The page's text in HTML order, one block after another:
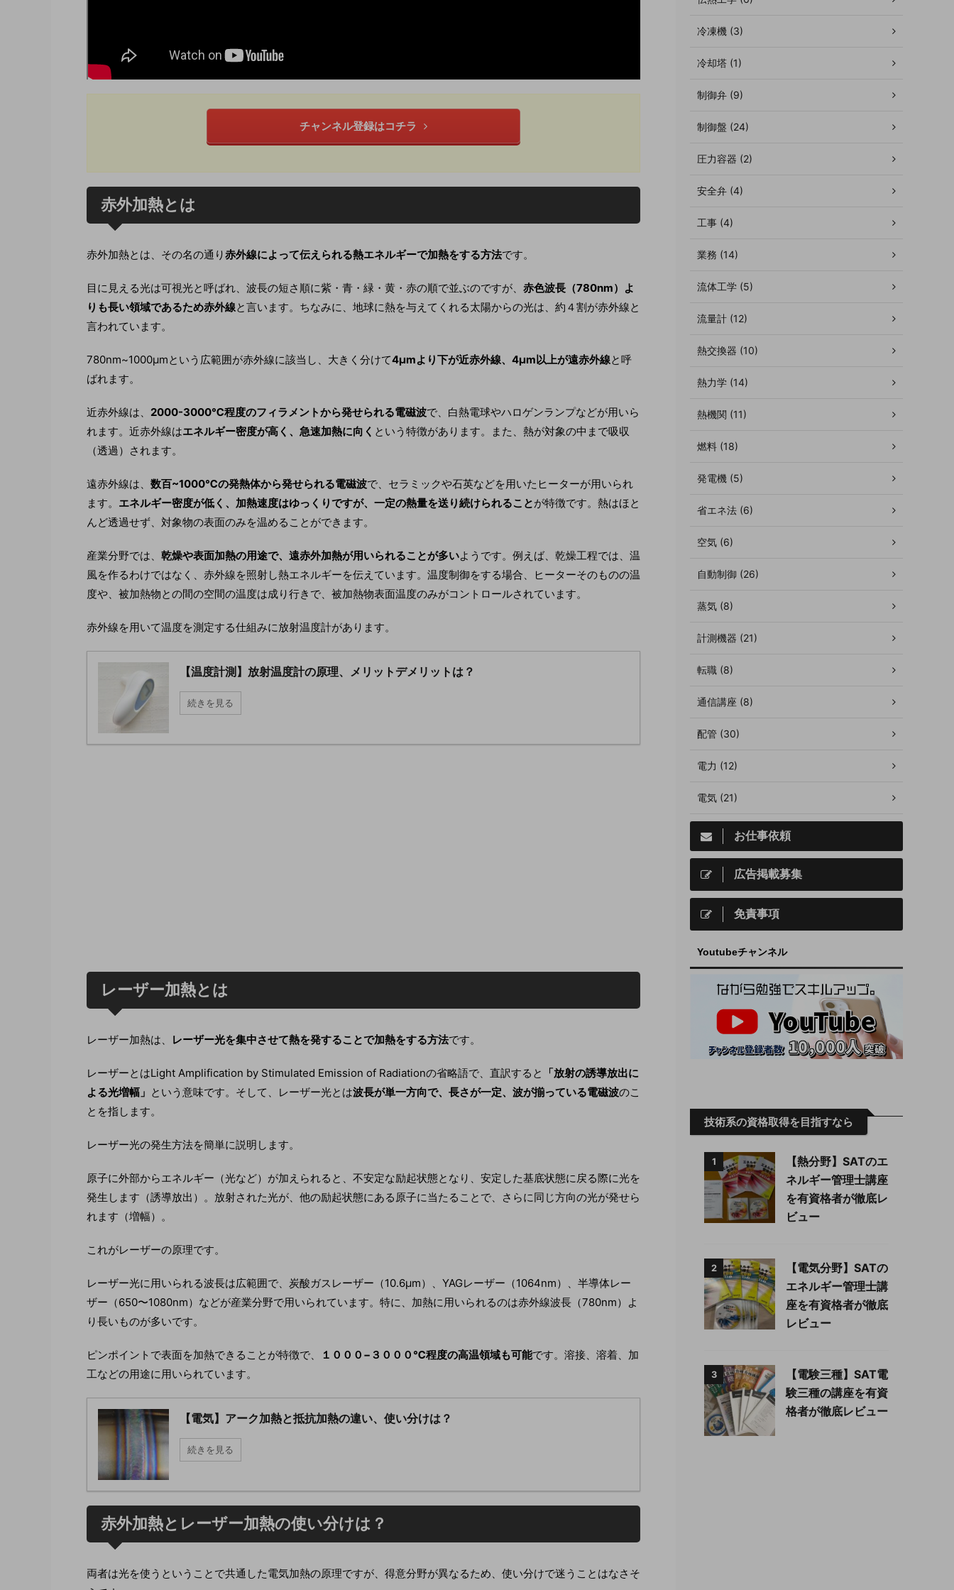
チャンネル登録はコチラ
赤外加熱とは
赤外加熱とは、その名の通り赤外線によって伝えられる熱エネルギーで加熱をする方法です。
目に見える光は可視光と呼ばれ、波長の短さ順に紫・青・緑・黄・赤の順で並ぶのですが、 赤色波長（780nm）よ
りも長い領域であるため赤外線と言います。ちなみに、地球に熱を与えてくれる太陽からの光は、約４割が赤外線と
言われています。
780nm~1000µmという広範囲が赤外線に該当し、大きく分けて4µmより下が近赤外線、4µm以上が遠赤外線と呼
ばれます。
近赤外線は、 2000-3000℃程度のフィラメントから発せられる電磁波で、白熱電球やハロゲンランプなどが用いら
れます。近赤外線はエネルギー密度が高く、急速加熱に向く という特徴があります。また、熱が対象の中まで吸収
（透過）されます。
遠赤外線は、 数百~1000℃の発熱体から発せられる電磁波で、セラミックや石英などを用いたヒーターが用いられ
ます。 エネルギー密度が低く、加熱速度はゆっくりですが、一定の熱量を送り続けられることが特徴です。熱はほと
んど透過せず、対象物の表面のみを温めることができます。
産業分野では、 乾燥や表面加熱の用途で、遠赤外加熱が用いられることが多いようです。例えば、乾燥工程では、温
風を作るわけではなく、赤外線を照射し熱エネルギーを伝えています。温度制御をする場合、ヒーターそのものの温
度や、被加熱物との間の空間の温度は成り行きで、被加熱物表面温度のみがコントロールされています。
赤外線を用いて温度を測定する仕組みに放射温度計があります。
【温度計測】放射温度計の原理、メリットデメリットは？
続きを見る
レーザー加熱とは
レーザー加熱は、 レーザー光を集中させて熱を発することで加熱をする方法です。
レーザーとはLight Amplification by Stimulated Emission of Radiationの省略語で、直訳すると
「放射の誘導放出に
よる光増幅」 という意味です。そして、レーザー光とは波長が単一方向で、長さが一定、波が揃っている電磁波のこ
とを指します。
レーザー光の発生方法を簡単に説明します。
原子に外部からエネルギー（光など）が加えられると、不安定な励起状態となり、安定した基底状態に戻る際に光を
発生します（誘導放出）。放射された光が、他の励起状態にある原子に当たることで、さらに同じ方向の光が発せら
れます（増幅）。
これがレーザーの原理です。
レーザー光に用いられる波長は広範囲で、炭酸ガスレーザー（10.6µm）、YAGレーザー（1064nm）、半導体レー
ザー（650〜1080nm）などが産業分野で用いられています。特に、加熱に用いられるのは赤外線波長（780nm）よ
り長いものが多いです。
ピンポイントで表面を加熱できることが特徴で、 １０００−３０００℃程度の高温領域も可能です。溶接、溶着、加
工などの用途に用いられています。
【電気】アーク加熱と抵抗加熱の違い、使い分けは？
続きを見る
赤外加熱とレーザー加熱の使い分けは？
両者は光を使うということで共通した電気加熱の原理ですが、得意分野が異なるため、使い分けで迷うことはなさそ
冷凍機 (3)
冷却塔 (1)
制御弁 (9)
制御盤 (24)
圧力容器 (2)
安全弁 (4)
工事 (4)
業務 (14)
流体工学 (5)
流量計 (12)
熱交換器 (10)
熱力学 (14)
熱機関 (11)
燃料 (18)
発電機 (5)
省エネ法 (6)
空気 (6)
自動制御 (26)
蒸気 (8)
計測機器 (21)
転職 (8)
通信講座 (8)
配管 (30)
電力 (12)
電気 (21)
お仕事依頼
広告掲載募集
免責事項
Youtubeチャンネル
技術系の資格取得を目指すなら
1
【熱分野】SATのエ
ネルギー管理士講座
を有資格者が徹底レ
ビュー
2
【電気分野】SATの
エネルギー管理士講
座を有資格者が徹底
レビュー
3
【電験三種】SAT電
験三種の講座を有資
格者が徹底レビュー